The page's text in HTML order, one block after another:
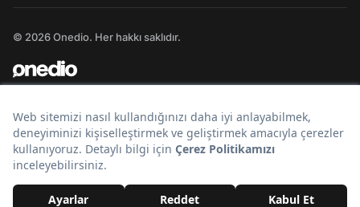
© 2026 Onedio. Her hakkı saklıdır.
Bir markasıdır.